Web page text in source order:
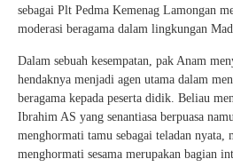
sebagai Plt Pedma Kemenag Lamongan
moderasi beragama dalam lingkungan
Dalam sebuah kesempatan, pak Anam
hendaknya menjadi agen utama dalam
beragama kepada peserta didik. Beliau
Ibrahim AS yang senantiasa berpuasa
menghormati tamu sebagai teladan nyata,
menghormati sesama merupakan bagian